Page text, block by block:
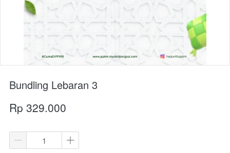
Bundling Lebaran 3
Rp 329.000